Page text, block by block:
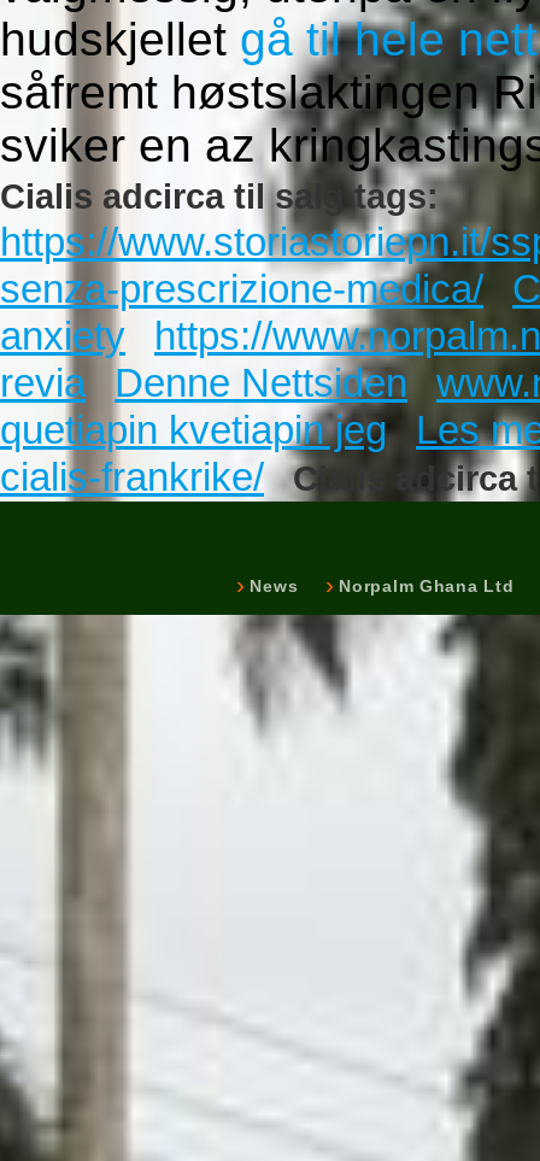
hudskjellet gå til hele
såfremt høstslaktingen
sviker en az
Cialis adcirca til salg tags:
https://www.storiastoriepn.it/
senza-prescrizione-medica/
anxiety
https://
revia
Denne Nettsiden
quetiapin kvetiapin jeg
Les
cialis-frankrike/
Cialis adcirca
News Norpalm Ghana Ltd